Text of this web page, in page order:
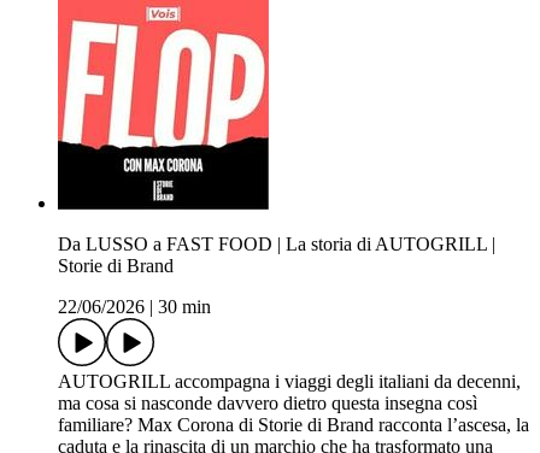
Da LUSSO a FAST FOOD | La storia di AUTOGRILL |
Storie di Brand
22/06/2026
30 min
AUTOGRILL accompagna i viaggi degli italiani da decenni,
ma cosa si nasconde davvero dietro questa insegna così
familiare? Max Corona di Storie di Brand racconta l’ascesa, la
caduta e la rinascita di un marchio che ha trasformato una